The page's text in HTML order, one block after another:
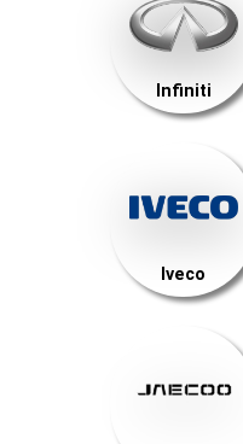
Infiniti
Iveco